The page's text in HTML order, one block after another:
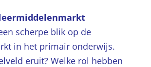
scherpe blik op de
in het primair onderwijs.
eruit? Welke rol hebben